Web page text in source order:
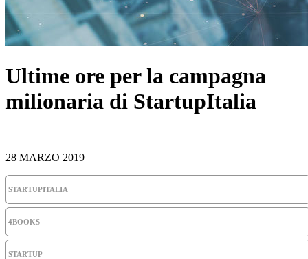
Ultime ore per la campagna
milionaria di StartupItalia
28 MARZO 2019
STARTUPITALIA
4BOOKS
STARTUP